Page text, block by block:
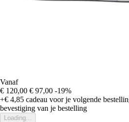
Vanaf
€ 120,00 € 97,00 -19%
+€ 4,85 cadeau voor je volgende
bevestiging van je bestelling
Loading...